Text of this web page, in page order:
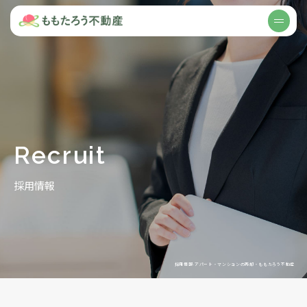
アパート・マンションの売却・も
menu
採用情報-アパート・マンションの売却・ももたろう不動産
Recruit
採用情報